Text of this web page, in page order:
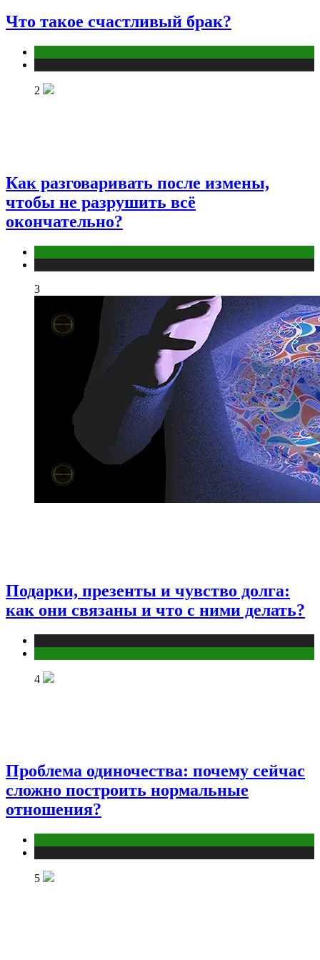
Что такое счастливый брак?
2
Как разговаривать после измены,
чтобы не разрушить всё
окончательно?
3
Подарки, презенты и чувство долга:
как они связаны и что с ними делать?
4
Проблема одиночества: почему сейчас
сложно построить нормальные
отношения?
5